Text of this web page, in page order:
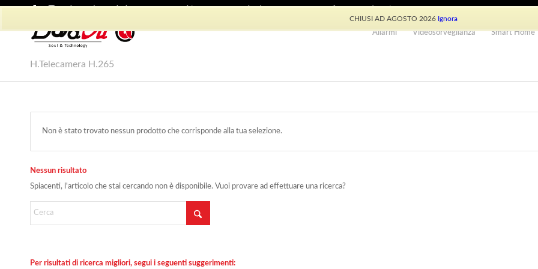
CHIUSI AD AGOSTO 2026 Ignora
Allarmi Videosorveglianza Smart Home
H.Telecamera H.265
Non è stato trovato nessun prodotto che corrisponde alla tua selezione.
Nessun risultato
Spiacenti, l'articolo che stai cercando non è disponibile. Vuoi provare ad effettuare una ricerca?
Per risultati di ricerca migliori, segui i seguenti suggerimenti: